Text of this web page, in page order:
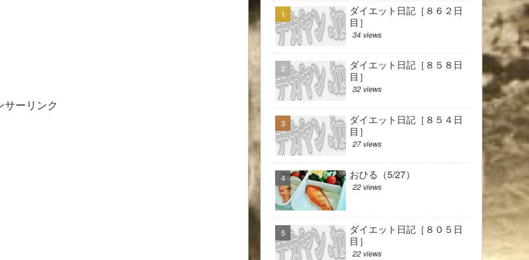
サーリンク
ダイエット日記［８６２日
目］
34 views
ダイエット日記［８５８日
目］
32 views
ダイエット日記［８５４日
目］
27 views
おひる（5/27）
22 views
ダイエット日記［８０５日
目］
22 views